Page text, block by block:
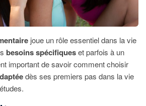
joue un rôle essentiel dans la vie
besoins spécifiqueset parfois à un
important de savoir comment choisir
dès ses premiers pas dans la vie